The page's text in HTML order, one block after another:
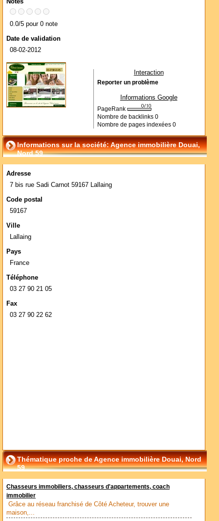
0.0/5 pour 0 note
Date de validation
08-02-2012
Interaction
Reporter un problème
Informations Google
PageRank
Nombre de backlinks 0
Nombre de pages indexées 0
Informations sur la société: Agence immobilière Douai,
Nord 59
Adresse
7 bis rue Sadi Carnot 59167 Lallaing
Code postal
59167
Ville
Lallaing
Pays
France
Téléphone
03 27 90 21 05
Fax
03 27 90 22 62
Thématique proche de Agence immobilière Douai, Nord
59
Chasseurs immobiliers, chasseurs d'appartements, coach
immobilier
Grâce au réseau franchisé de Côté Acheteur, trouver une
maison,...